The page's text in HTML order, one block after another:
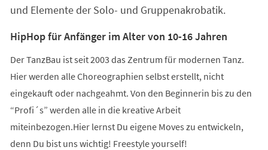
und Elemente der Solo- und Gruppenakrobatik.
HipHop für Anfänger im Alter von 10-16 Jahren
Der TanzBau ist seit 2003 das Zentrum für modernen Tanz.
Hier werden alle Choreographien selbst erstellt, nicht
eingekauft oder nachgeahmt. Von den Beginnerin bis zu den
“Profi´s” werden alle in die kreative Arbeit
miteinbezogen.Hier lernst Du eigene Moves zu entwickeln,
denn Du bist uns wichtig! Freestyle yourself!